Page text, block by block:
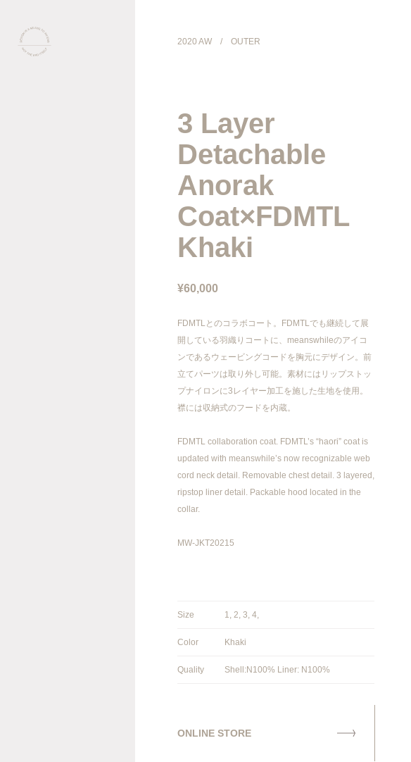
2020 AW / OUTER
3 Layer
Detachable
Anorak
Coat×FDMTL
Khaki
¥60,000
FDMTLとのコラボコート。FDMTLでも継続して展
開している羽織りコートに、meanswhileのアイコ
ンであるウェービングコードを胸元にデザイン。前
立てパーツは取り外し可能。素材にはリップストッ
プナイロンに3レイヤー加工を施した生地を使用。
襟には収納式のフードを内蔵。
FDMTL collaboration coat. FDMTL’s “haori” coat is
updated with meanswhile’s now recognizable web
cord neck detail. Removable chest detail. 3 layered,
ripstop liner detail. Packable hood located in the
collar.
MW-JKT20215
Size 1, 2, 3, 4,
Color Khaki
Quality Shell:N100% Liner: N100%
ONLINE STORE
PRODUCT
GALLERY
ONLINE STORE
STORELIST
ABOUT
FACEBOOK
INSTAGRAM
info@meanswhile.net